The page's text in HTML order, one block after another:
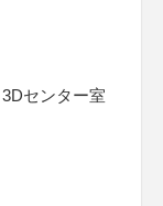
センター室